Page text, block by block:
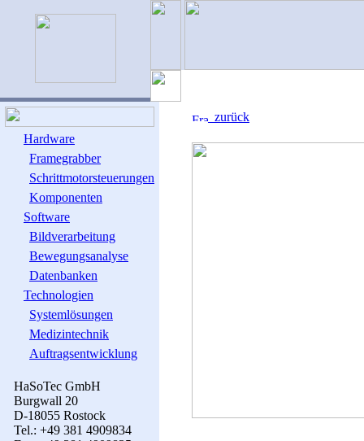
Hardware
Framegrabber
Schrittmotorsteuerungen
Komponenten
Software
Bildverarbeitung
Bewegungsanalyse
Datenbanken
Technologien
Systemlösungen
Medizintechnik
Auftragsentwicklung
HaSoTec GmbH
Burgwall 20
D-18055 Rostock
Tel.: +49 381 4909834
zurück